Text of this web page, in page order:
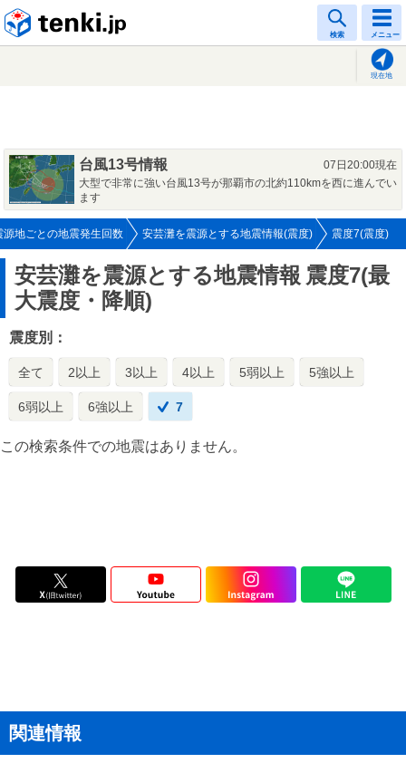
検索 メニュー
現在地
台風13号情報
07日20:00現在
大型で非常に強い台風13号が那覇市の北約110kmを西に進んでい
ます
源地ごとの地震発生回数 安芸灘を震源とする地震情報(震度) 震度7(震度)
安芸灘を震源とする地震情報 震度7(最
大震度・降順)
震度別：
全て 2以上 3以上 4以上 5弱以上 5強以上
6弱以上 6強以上 7
この検索条件での地震はありません。
関連情報